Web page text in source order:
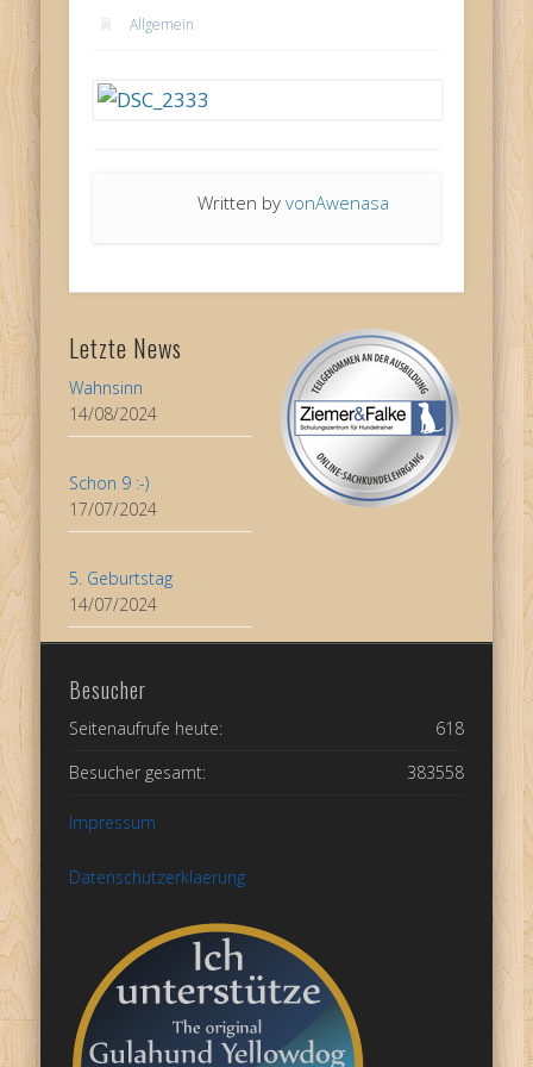
Allgemein
Written byvonAwenasa
Letzte News
Wahnsinn
14/08/2024
Schon 9 :-)
17/07/2024
5. Geburtstag
14/07/2024
Besucher
618
Seitenaufrufe heute:
383558
Besucher gesamt:
Impressum
Datenschutzerklaerung